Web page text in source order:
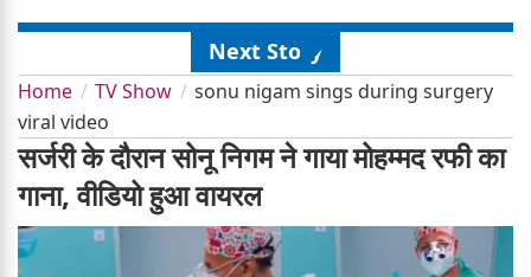
Next Story
Home TV Show
sonu nigam sings during surgery
viral video
सर्जरी के दौरान सोनू निगम ने गाया मोहम्मद रफी का
गाना, वीडियो हुआ वायरल